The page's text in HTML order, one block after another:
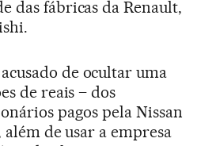
das fábricas da Renault,
de ocultar uma
de reais – dos
pagos pela Nissan
além de usar a empresa